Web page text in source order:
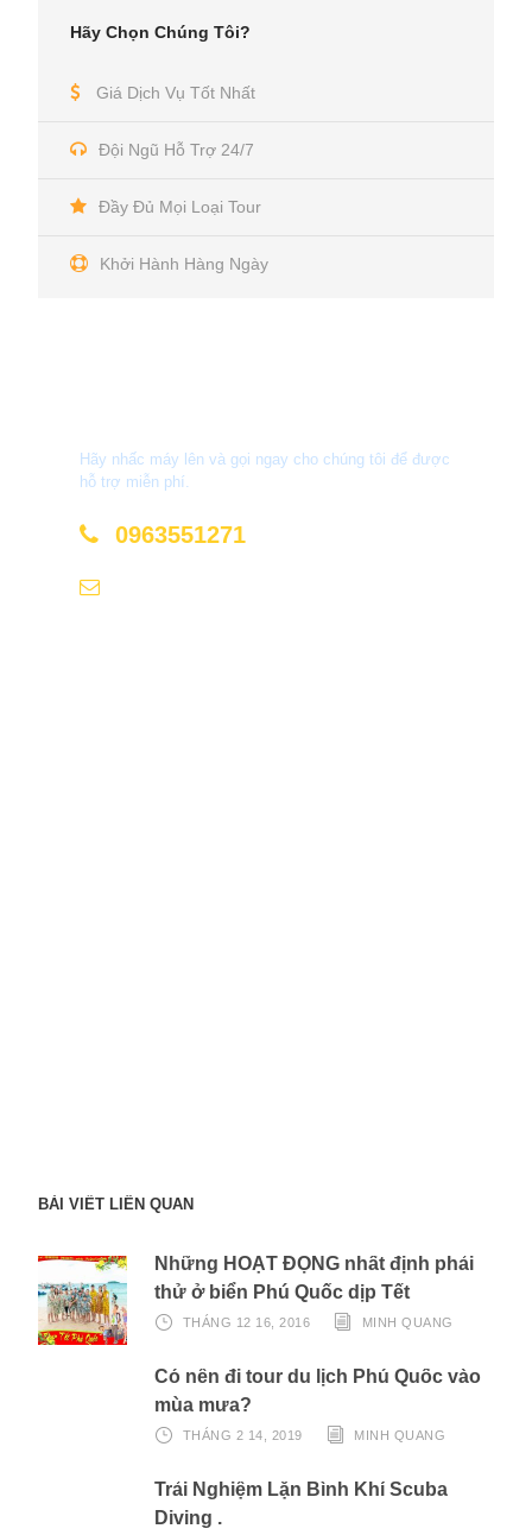
Hãy Chọn Chúng Tôi?
Giá Dịch Vụ Tốt Nhất
Đội Ngũ Hỗ Trợ 24/7
Đầy Đủ Mọi Loại Tour
Khởi Hành Hàng Ngày
Hãy nhấc máy lên và gọi ngay cho chúng tôi để được
hỗ trợ miễn phí.
0963551271
BÀI VIẾT LIÊN QUAN
Những HOẠT ĐỘNG nhất định phải
thử ở biển Phú Quốc dịp Tết
THÁNG 12 16, 2016 MINH QUANG
Có nên đi tour du lịch Phú Quốc vào
mùa mưa?
THÁNG 2 14, 2019 MINH QUANG
Trải Nghiệm Lặn Bình Khí Scuba
Diving .